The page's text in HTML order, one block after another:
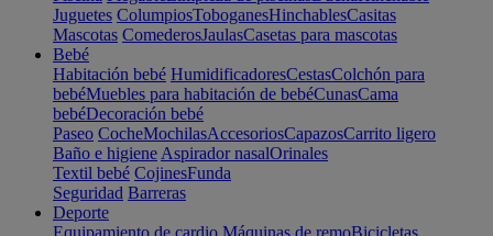
Juguetes ColumpiosToboganesHinchablesCasitas
Mascotas ComederosJaulasCasetas para mascotas
Bebé
Habitación bebé HumidificadoresCestasColchón para
bebéMuebles para habitación de bebéCunasCama
bebéDecoración bebé
Paseo CocheMochilasAccesoriosCapazosCarrito ligero
Baño e higiene Aspirador nasalOrinales
Textil bebé CojinesFunda
Seguridad Barreras
Deporte
Equipamiento de cardio Máquinas de remoBicicletas